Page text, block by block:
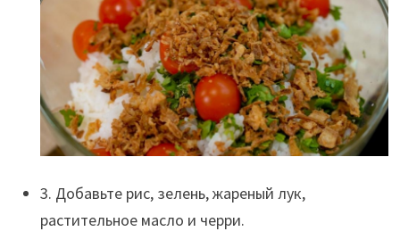
3. Добавьте рис, зелень, жареный лук,
растительное масло и черри.